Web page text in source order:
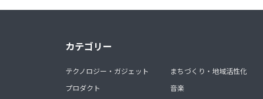
カテゴリー
テクノロジー・ガジェット
プロダクト
まちづくり・地域活性化
音楽